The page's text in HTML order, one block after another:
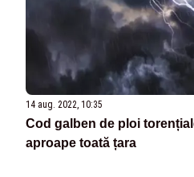
14 aug. 2022, 10:35
Cod galben de ploi
aproape toată țara